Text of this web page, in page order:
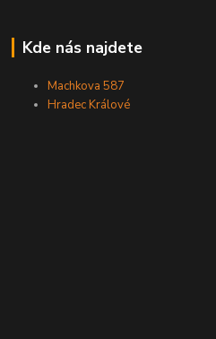
Kde nás najdete
Machkova 587
Hradec Králové